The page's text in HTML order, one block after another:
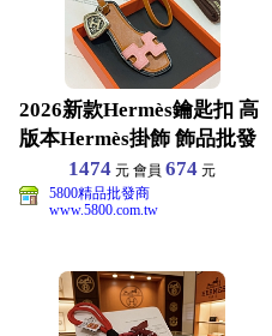
2026新款Hermès鑰匙扣 高
版本Hermès掛飾 飾品批發
1474 元 會員674 元
5800精品批發商
www.5800.com.tw